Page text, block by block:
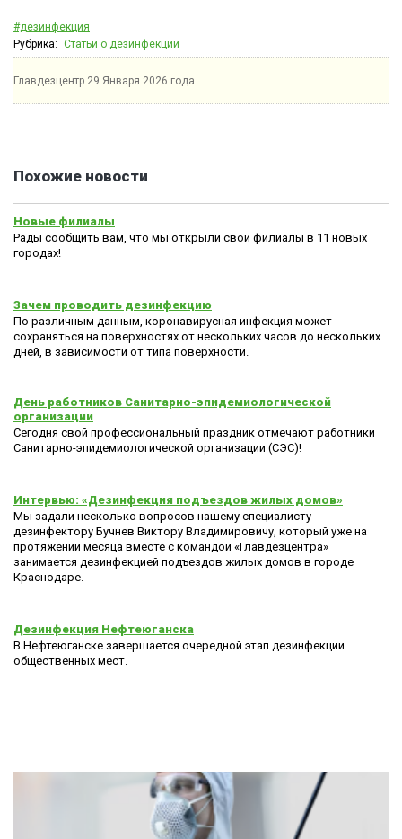
#дезинфекция
Рубрика: Статьи о дезинфекции
Главдезцентр 29 Января 2026 года
Похожие новости
Новые филиалы
Рады сообщить вам, что мы открыли свои филиалы в 11 новых
городах!
Зачем проводить дезинфекцию
По различным данным, коронавирусная инфекция может
сохраняться на поверхностях от нескольких часов до нескольких
дней, в зависимости от типа поверхности.
День работников Санитарно-эпидемиологической
организации
Сегодня свой профессиональный праздник отмечают работники
Санитарно-эпидемиологической организации (СЭС)!
Интервью: «Дезинфекция подъездов жилых домов»
Мы задали несколько вопросов нашему специалисту -
дезинфектору Бучнев Виктору Владимировичу, который уже на
протяжении месяца вместе с командой «Главдезцентра»
занимается дезинфекцией подъездов жилых домов в городе
Краснодаре.
Дезинфекция Нефтеюганска
В Нефтеюганске завершается очередной этап дезинфекции
общественных мест.